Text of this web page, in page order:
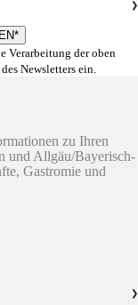
der oben
Newsletters ein.
zu Ihren
und Allgäu/Bayerisch-
Gastromie und
❯
❯